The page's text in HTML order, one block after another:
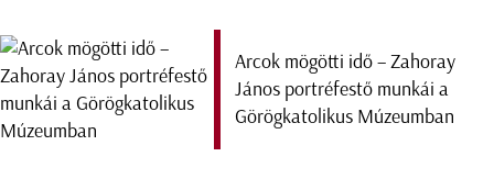
Arcok mögötti idő – Zahoray
János portréfestő munkái a
Görögkatolikus Múzeumban